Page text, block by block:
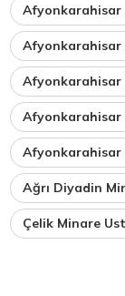
Afyonkarahisar
Afyonkarahisar
Afyonkarahisar
Afyonkarahisar
Afyonkarahisar
Ağrı Diyadin
Çelik Minare